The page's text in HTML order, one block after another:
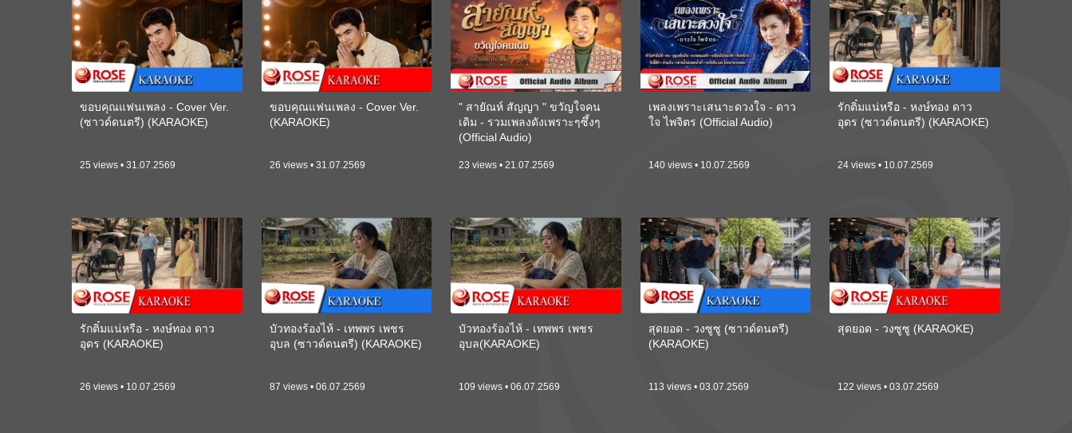
ขอบคุณแฟนเพลง - Cover Ver.
(ซาวด์ดนตรี) (KARAOKE)
25 views • 31.07.2569
ขอบคุณแฟนเพลง - Cover Ver.
(KARAOKE)
26 views • 31.07.2569
" สายัณห์ สัญญา " ขวัญใจคน
เดิม - รวมเพลงดังเพราะๆซึ้งๆ
(Official Audio)
23 views • 21.07.2569
เพลงเพราะเสนาะดวงใจ - ดาว
ใจ ไพจิตร (Official Audio)
140 views • 10.07.2569
รักติ๋มแน่หรือ - หงษ์ทอง ดาว
อุดร (ซาวด์ดนตรี) (KARAOKE)
24 views • 10.07.2569
รักติ๋มแน่หรือ - หงษ์ทอง ดาว
อุดร (KARAOKE)
26 views • 10.07.2569
บัวทองร้องไห้ - เทพพร เพชร
อุบล (ซาวด์ดนตรี) (KARAOKE)
87 views • 06.07.2569
บัวทองร้องไห้ - เทพพร เพชร
อุบล(KARAOKE)
109 views • 06.07.2569
สุดยอด - วงซูซู (ซาวด์ดนตรี)
(KARAOKE)
113 views • 03.07.2569
สุดยอด - วงซูซู (KARAOKE)
122 views • 03.07.2569